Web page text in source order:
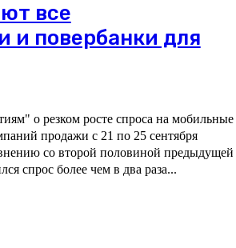
все
и повербанки для
о резком росте спроса на мобильные
продажи с 21 по 25 сентября
со второй половиной предыдущей
спрос более чем в два раза...